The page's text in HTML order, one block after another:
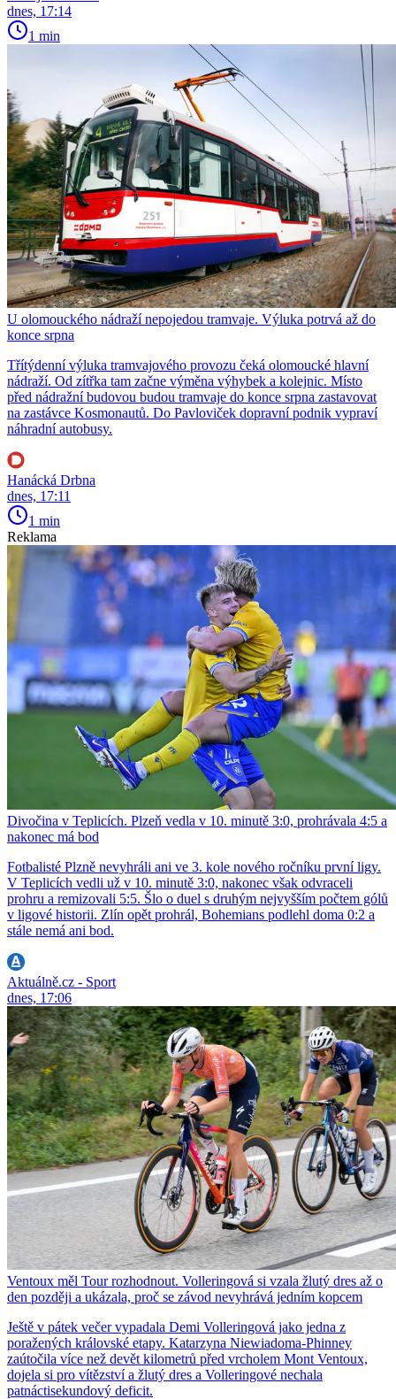
dnes, 17:14
1 min
U olomouckého nádraží nepojedou tramvaje. Výluka potrvá až do
konce srpna
Třítýdenní výluka tramvajového provozu čeká olomoucké hlavní
nádraží. Od zítřka tam začne výměna výhybek a kolejnic. Místo
před nádražní budovou budou tramvaje do konce srpna zastavovat
na zastávce Kosmonautů. Do Pavloviček dopravní podnik vypraví
náhradní autobusy.
Hanácká Drbna
dnes, 17:11
1 min
Reklama
Divočina v Teplicích. Plzeň vedla v 10. minutě 3:0, prohrávala 4:5 a
nakonec má bod
Fotbalisté Plzně nevyhráli ani ve 3. kole nového ročníku první ligy.
V Teplicích vedli už v 10. minutě 3:0, nakonec však odvraceli
prohru a remizovali 5:5. Šlo o duel s druhým nejvyšším počtem gólů
v ligové historii. Zlín opět prohrál, Bohemians podlehl doma 0:2 a
stále nemá ani bod.
Aktuálně.cz - Sport
dnes, 17:06
Ventoux měl Tour rozhodnout. Volleringová si vzala žlutý dres až o
den později a ukázala, proč se závod nevyhrává jedním kopcem
Ještě v pátek večer vypadala Demi Volleringová jako jedna z
poražených královské etapy. Katarzyna Niewiadoma-Phinney
zaútočila více než devět kilometrů před vrcholem Mont Ventoux,
dojela si pro vítězství a žlutý dres a Volleringové nechala
patnáctisekundový deficit.